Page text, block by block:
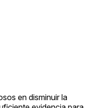
en disminuir la